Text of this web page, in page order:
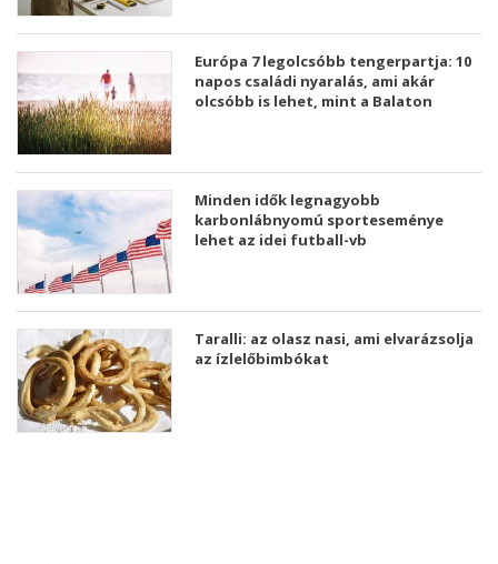
Európa 7 legolcsóbb tengerpartja: 10
napos családi nyaralás, ami akár
olcsóbb is lehet, mint a Balaton
Minden idők legnagyobb
karbonlábnyomú sporteseménye
lehet az idei futball-vb
Taralli: az olasz nasi, ami elvarázsolja
az ízlelőbimbókat